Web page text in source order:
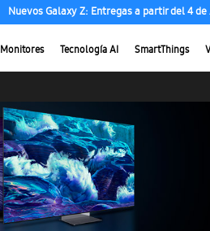
Nuevos Galaxy Z: Entregas a partir del 4 de
Monitores Tecnología AI SmartThings